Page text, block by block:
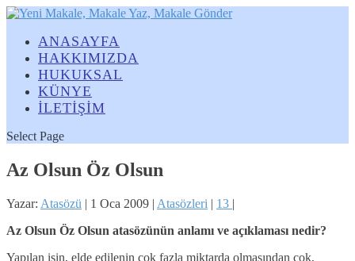
ANASAYFA
HAKKIMIZDA
HUKUKSAL
KÜNYE
İLETİŞİM
Select Page
Az Olsun Öz Olsun
Yazar: Atasözü | 1 Oca 2009 | Atasözleri | 13 |
Az Olsun Öz Olsun atasözünün anlamı ve açıklaması nedir?
Yapılan işin, elde edilenin çok fazla miktarda olmasından çok,